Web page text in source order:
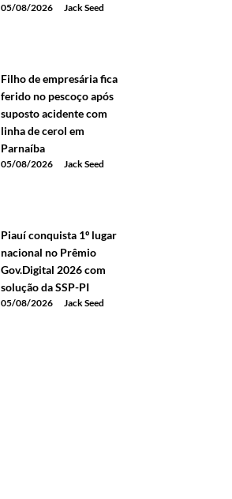
05/08/2026 Jack Seed
Filho de empresária fica
ferido no pescoço após
suposto acidente com
linha de cerol em
Parnaíba
05/08/2026 Jack Seed
Piauí conquista 1º lugar
nacional no Prêmio
Gov.Digital 2026 com
solução da SSP-PI
05/08/2026 Jack Seed